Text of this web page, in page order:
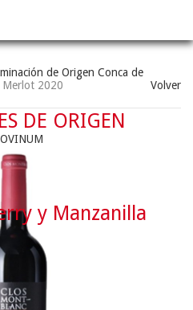
de Origen Conca de
Merlot 2020 Volver
DE ORIGEN
y Manzanilla